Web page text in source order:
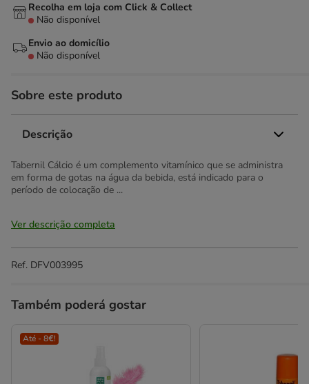
Recolha em loja com Click & Collect
Não disponível
Envio ao domicílio
Não disponível
Sobre este produto
Descrição
Tabernil Cálcio é um complemento vitamínico que se administra
em forma de gotas na água da bebida, está indicado para o
período de colocação de ...
Ver descrição completa
Ref. DFV003995
Também poderá gostar
Até - 8€!